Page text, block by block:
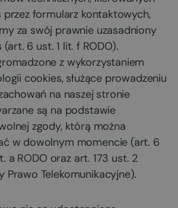
przez formularz kontaktowych,
za swój prawnie uzasadniony
(art. 6 ust. 1 lit. f RODO).
z wykorzystaniem
cookies, służące prowadzeniu
na naszej stronie
są na podstawie
zgody, którą można
w dowolnym momencie (art. 6
a RODO oraz art. 173 ust. 2
Prawo Telekomunikacyjne).